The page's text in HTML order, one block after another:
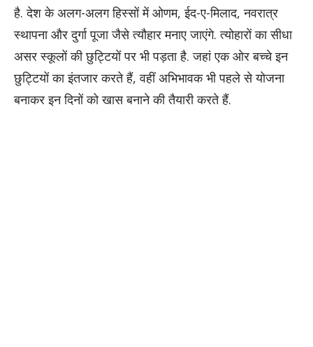
है. देश के अलग-अलग हिस्सों में ओणम, ईद-ए-मिलाद, नवरात्र
स्थापना और दुर्गा पूजा जैसे त्यौहार मनाए जाएंगे. त्योहारों का सीधा
असर स्कूलों की छुट्टियों पर भी पड़ता है. जहां एक ओर बच्चे इन
छुट्टियों का इंतजार करते हैं, वहीं अभिभावक भी पहले से योजना
बनाकर इन दिनों को खास बनाने की तैयारी करते हैं.